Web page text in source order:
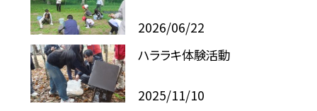
2026/06/22
ハララキ体験活動
2025/11/10